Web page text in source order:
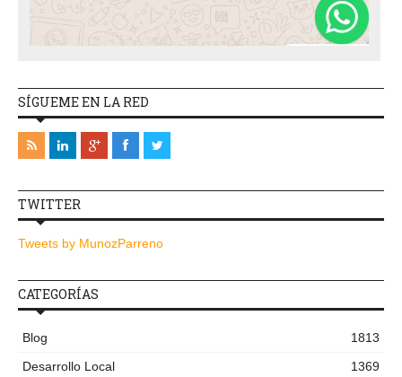
SÍGUEME EN LA RED
TWITTER
Tweets by MunozParreno
CATEGORÍAS
Blog
1813
Desarrollo Local
1369